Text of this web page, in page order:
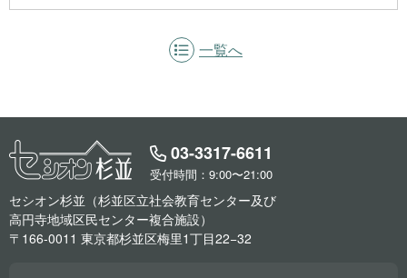
一覧へ
03-3317-6611
受付時間：9:00〜21:00
セシオン杉並（杉並区立社会教育センター及び
高円寺地域区民センター複合施設）
〒166-0011 東京都杉並区梅里1丁目22−32